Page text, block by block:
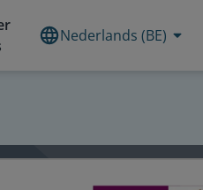
Nederlands (BE)